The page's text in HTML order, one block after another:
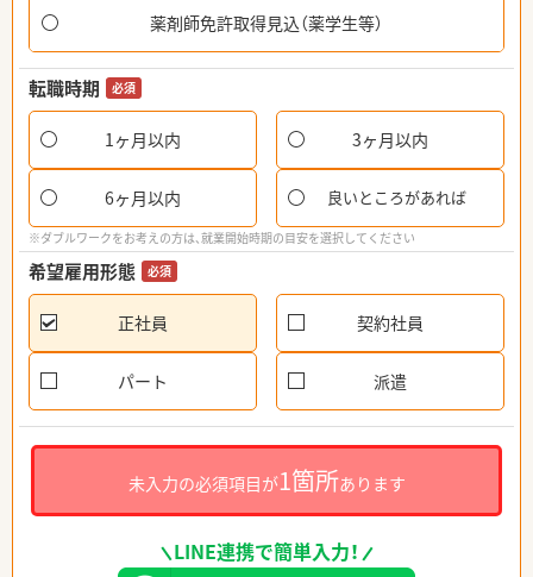
薬剤師免許取得見込（薬学生等）
転職時期 必須
1ヶ月以内 3ヶ月以内
6ヶ月以内 良いところがあれば
※ダブルワークをお考えの方は、就業開始時期の目安を選択してください
希望雇用形態 必須
正社員 契約社員
パート 派遣
未入力の必須項目が1箇所あります
LINE連携で簡単入力！